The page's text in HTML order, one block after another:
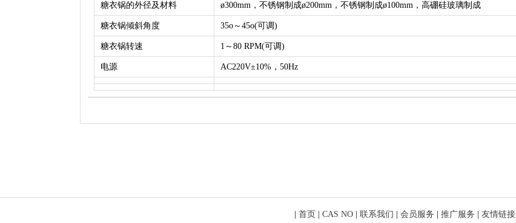
糖衣锅的外径及材料 ø300mm，不锈钢制成ø200mm，不锈钢制成ø100mm，高硼硅玻璃制成
糖衣锅倾斜角度 35o～45o(可调)
糖衣锅转速 1～80 RPM(可调)
电源 AC220V±10%，50Hz
首页 CAS NO 联系我们 会员服务 推广服务 友情链接